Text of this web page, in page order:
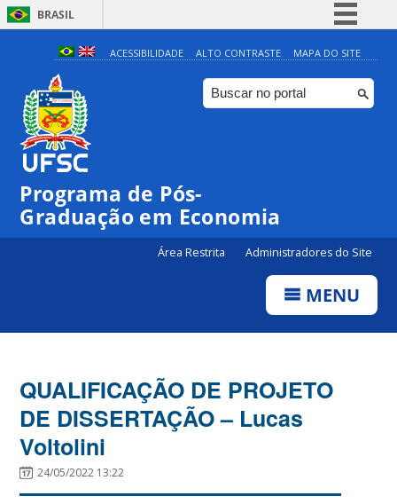
BRASIL
Simplifique!
Comunica BR
Participe
ACESSIBILIDADE ALTO CONTRASTE MAPA DO SITE
Programa de Pós-
Graduação em Economia
Área Restrita Administradores do Site
MENU
QUALIFICAÇÃO DE PROJETO
DE DISSERTAÇÃO – Lucas
Voltolini
24/05/2022 13:22